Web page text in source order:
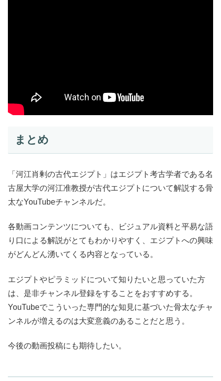
まとめ
「河江肖剰の古代エジプト」はエジプト考古学者である名
古屋大学の河江准教授が古代エジプトについて解説する骨
太なYouTubeチャンネルだ。
各動画コンテンツについても、ビジュアル資料と平易な語
り口による解説がとてもわかりやすく、エジプトへの興味
がどんどん湧いてくる内容となっている。
エジプトやピラミッドについて知りたいと思っていた方
は、是非チャンネル登録をすることをおすすめする。
YouTubeでこういった専門的な知見に基づいた骨太なチャ
ンネルが増えるのは大変意義のあることだと思う。
今後の動画投稿にも期待したい。